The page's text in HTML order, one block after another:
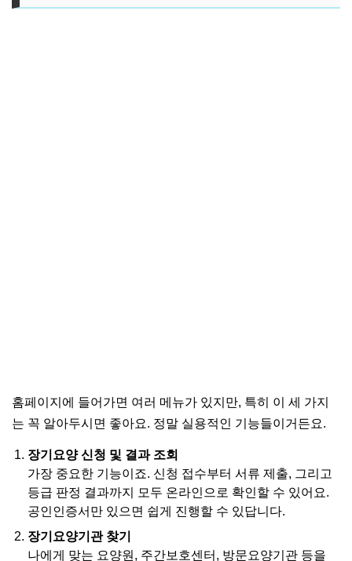
홈페이지에 들어가면 여러 메뉴가 있지만, 특히 이 세 가지
는 꼭 알아두시면 좋아요. 정말 실용적인 기능들이거든요.
장기요양 신청 및 결과 조회
가장 중요한 기능이죠. 신청 접수부터 서류 제출, 그리고
등급 판정 결과까지 모두 온라인으로 확인할 수 있어요.
공인인증서만 있으면 쉽게 진행할 수 있답니다.
장기요양기관 찾기
나에게 맞는 요양원, 주간보호센터, 방문요양기관 등을